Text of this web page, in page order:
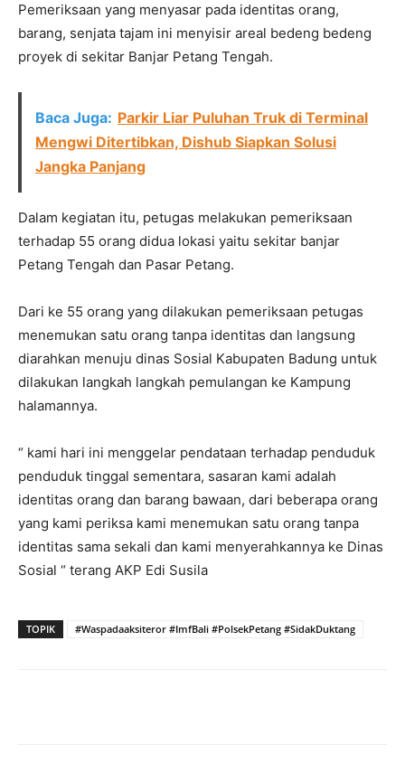
Pemeriksaan yang menyasar pada identitas orang,
barang, senjata tajam ini menyisir areal bedeng bedeng
proyek di sekitar Banjar Petang Tengah.
Baca Juga: Parkir Liar Puluhan Truk di Terminal
Mengwi Ditertibkan, Dishub Siapkan Solusi
Jangka Panjang
Dalam kegiatan itu, petugas melakukan pemeriksaan
terhadap 55 orang didua lokasi yaitu sekitar banjar
Petang Tengah dan Pasar Petang.
Dari ke 55 orang yang dilakukan pemeriksaan petugas
menemukan satu orang tanpa identitas dan langsung
diarahkan menuju dinas Sosial Kabupaten Badung untuk
dilakukan langkah langkah pemulangan ke Kampung
halamannya.
“ kami hari ini menggelar pendataan terhadap penduduk
penduduk tinggal sementara, sasaran kami adalah
identitas orang dan barang bawaan, dari beberapa orang
yang kami periksa kami menemukan satu orang tanpa
identitas sama sekali dan kami menyerahkannya ke Dinas
Sosial “ terang AKP Edi Susila
TOPIK #Waspadaaksiteror #ImfBali #PolsekPetang #SidakDuktang